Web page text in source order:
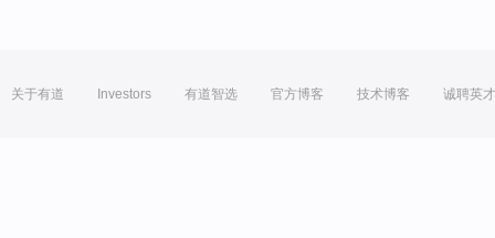
关于有道 Investors 有道智选 官方博客 技术博客 诚聘英才